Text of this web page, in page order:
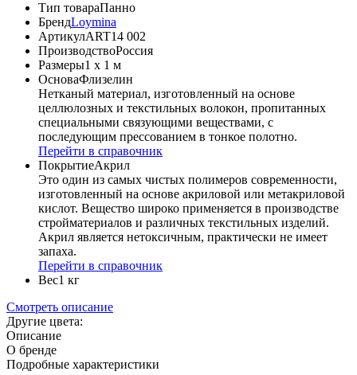
Тип товараПанно
БрендLoymina
АртикулART14 002
ПроизводствоРоссия
Размеры1 x 1 м
ОсноваФлизелин
Нетканый материал, изготовленный на основе
целлюлозных и текстильных волокон, пропитанных
специальными связующими веществами, с
последующим прессованием в тонкое полотно.
Перейти в справочник
ПокрытиеАкрил
Это один из самых чистых полимеров современности,
изготовленный на основе акриловой или метакриловой
кислот. Вещество широко применяется в производстве
стройматериалов и различных текстильных изделий.
Акрил является нетоксичным, практически не имеет
запаха.
Перейти в справочник
Вес1 кг
Смотреть описание
Другие цвета:
Описание
О бренде
Подробные характеристики